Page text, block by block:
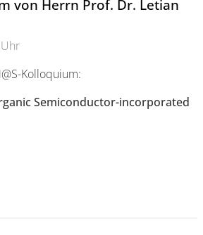
von Herrn Prof. Dr. Letian
Kolloquium:
Semiconductor-incorporated